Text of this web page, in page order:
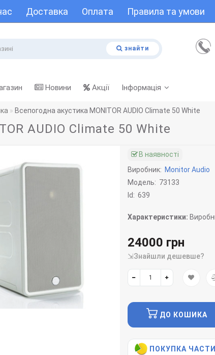
Доставка Оплата Правила та умови
знайти
Новини Акції Інформація
Всепогодна акустика MONITOR AUDIO Climate 50 White
AUDIO Climate 50 White
В наявності
Виробник: Monitor Audio
Модель: 73133
Id: 639
Характеристики:
24000 грн
⇲Знайшли дешевше?
ДО КОШИКА
ПОКУПКА